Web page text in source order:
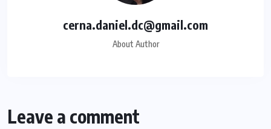
cerna.daniel.dc@gmail.com
About Author
Leave a comment